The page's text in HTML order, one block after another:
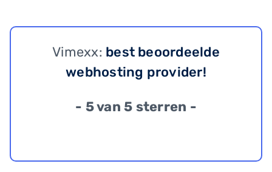
Vimexx: best beoordeelde
webhosting provider!
- 5 van 5 sterren -